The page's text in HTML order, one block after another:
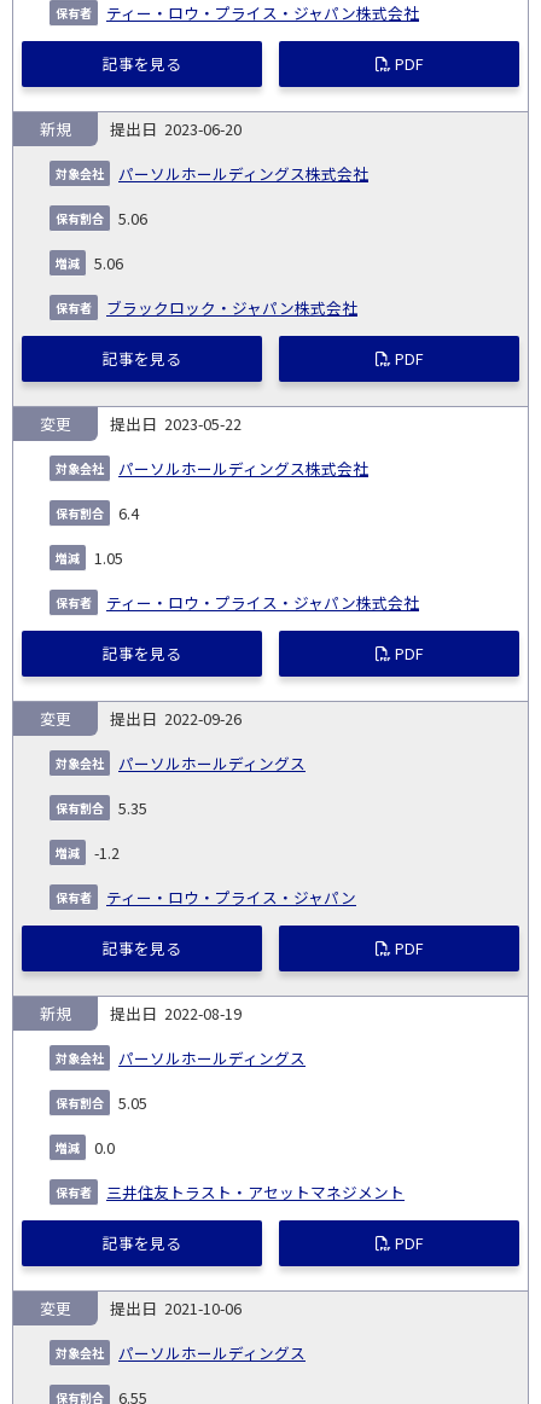
ティー・ロウ・プライス・ジャパン株式会社
記事を見る PDF
2023-06-20
パーソルホールディングス株式会社
新規
5.06
5.06
ブラックロック・ジャパン株式会社
記事を見る PDF
2023-05-22
パーソルホールディングス株式会社
変更
6.4
1.05
ティー・ロウ・プライス・ジャパン株式会社
記事を見る PDF
2022-09-26
パーソルホールディングス
変更
5.35
-1.2
ティー・ロウ・プライス・ジャパン
記事を見る PDF
2022-08-19
パーソルホールディングス
新規
5.05
0.0
三井住友トラスト・アセットマネジメント
記事を見る PDF
2021-10-06
パーソルホールディングス
変更
6.55